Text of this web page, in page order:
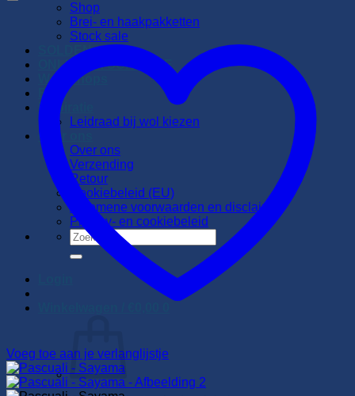
Shop
Brei- en haakpakketten
Stock sale
SOLDEN
ONLINE STOCK SALE
Workshops
Blog
Inspiratie
Leidraad bij wol kiezen
Over ons
Over ons
Verzending
Retour
Cookiebeleid (EU)
Algemene voorwaarden en disclaimer
Privacy- en cookiebeleid
Zoeken
naar:
Voeg toe aan je verlanglijstje